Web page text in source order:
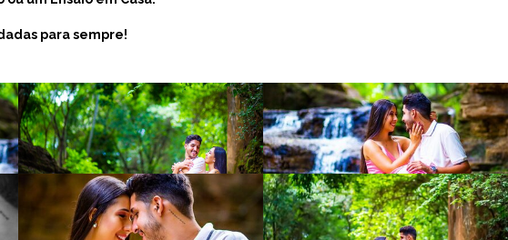
para sempre!